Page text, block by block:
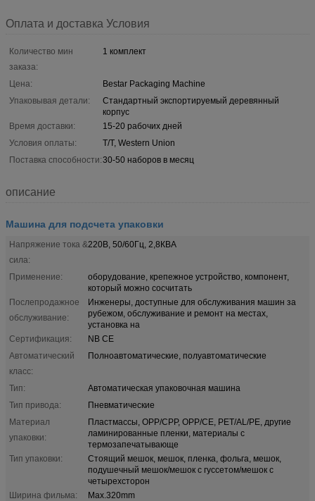
Оплата и доставка Условия
Количество мин
заказа:
1 комплект
Цена:
Bestar Packaging Machine
Упаковывая детали:
Стандартный экспортируемый деревянный
корпус
Время доставки:
15-20 рабочих дней
Условия оплаты:
T/T, Western Union
Поставка способности:30-50 наборов в месяц
описание
Машина для подсчета упаковки
Напряжение тока &
сила:
220В, 50/60Гц, 2,8КВА
Применение:
оборудование, крепежное устройство, компонент,
который можно сосчитать
Послепродажное
обслуживание:
Инженеры, доступные для обслуживания машин за
рубежом, обслуживание и ремонт на местах,
установка на
Сертификация:
NB CE
Автоматический
класс:
Полноавтоматические, полуавтоматические
Тип:
Автоматическая упаковочная машина
Тип привода:
Пневматические
Материал
упаковки:
Пластмассы, OPP/CPP, OPP/CE, PET/AL/PE, другие
ламинированные пленки, материалы с
термозапечатывающе
Тип упаковки:
Стоящий мешок, мешок, пленка, фольга, мешок,
подушечный мешок/мешок с гуссетом/мешок с
четырехсторон
Ширина фильма:
Max.320mm